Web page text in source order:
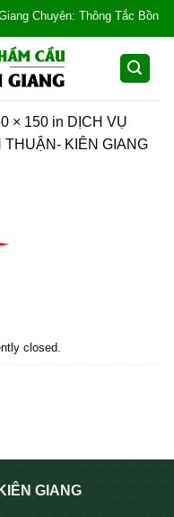
Chuyên: Thông Tắc Bồn
× 150 in DỊCH VỤ
KIÊN GIANG
closed.
GIANG